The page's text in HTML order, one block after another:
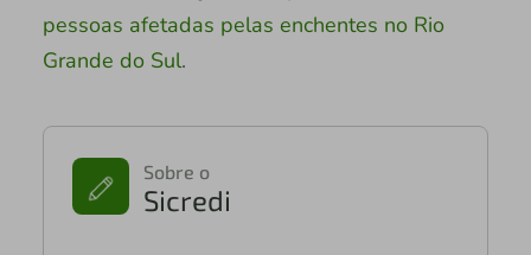
pessoas afetadas pelas enchentes no Rio
Grande do Sul.
Sobre o
Sicredi